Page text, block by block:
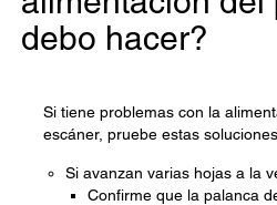
debo hacer?
Si tiene problemas con la
escáner, pruebe estas
Si avanzan varias hojas a la
Confirme que la palanca